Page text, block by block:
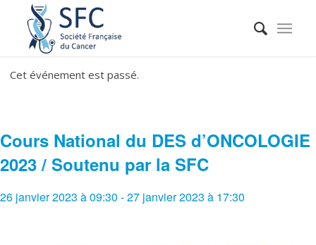
Cet événement est passé.
Cours National du DES d’ONCOLOGIE
2023 / Soutenu par la SFC
26 janvier 2023 à 09:30 -27 janvier 2023 à 17:30